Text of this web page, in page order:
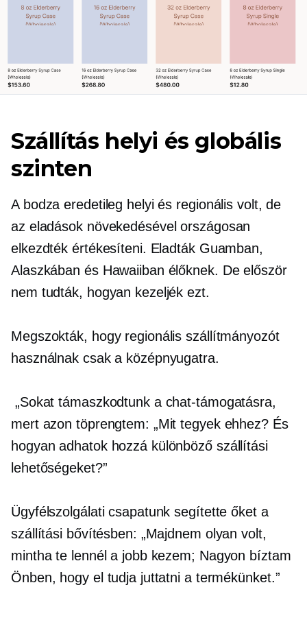
Szállítás helyi és globális
szinten
A bodza eredetileg helyi és regionális volt, de
az eladások növekedésével országosan
elkezdték értékesíteni. Eladták Guamban,
Alaszkában és Hawaiiban élőknek. De először
nem tudták, hogyan kezeljék ezt.
Megszokták, hogy regionális szállítmányozót
használnak csak a középnyugatra.
„Sokat támaszkodtunk a chat-támogatásra,
mert azon töprengtem: „Mit tegyek ehhez? És
hogyan adhatok hozzá különböző szállítási
lehetőségeket?”
Ügyfélszolgálati csapatunk segítette őket a
szállítási bővítésben: „Majdnem olyan volt,
mintha te lennél a jobb kezem; Nagyon bíztam
Önben, hogy el tudja juttatni a termékünket.”